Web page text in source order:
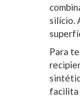
silício.
Para
facilita